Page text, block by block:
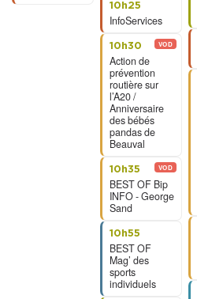
10h25
InfoServices
10h30
Action de
prévention
routière sur
l’A20 /
Anniversaire
des bébés
pandas de
Beauval
VOD
10h35
BEST OF Bip
INFO - George
Sand
VOD
10h55
BEST OF
Mag’ des
sports
individuels